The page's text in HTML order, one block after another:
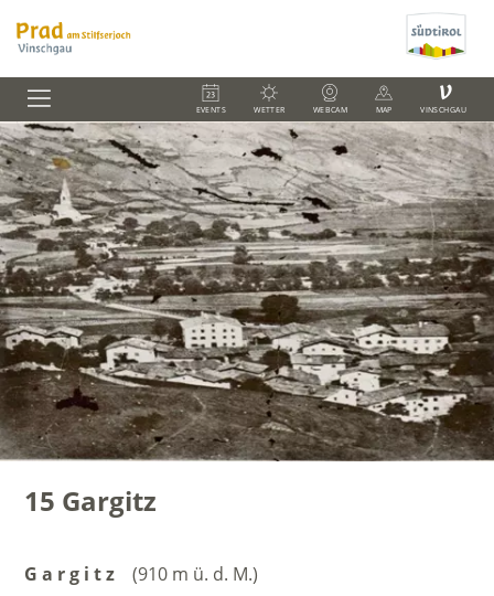
EVENTS WETTER WEBCAM MAP
V
VINSCHGAU
15 Gargitz
G a r g i t z(910 m ü. d. M.)